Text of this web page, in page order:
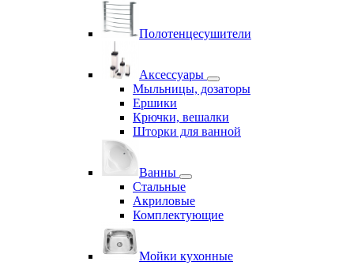
Полотенцесушители
Аксессуары
Мыльницы, дозаторы
Ершики
Крючки, вешалки
Шторки для ванной
Ванны
Стальные
Акриловые
Комплектующие
Мойки кухонные